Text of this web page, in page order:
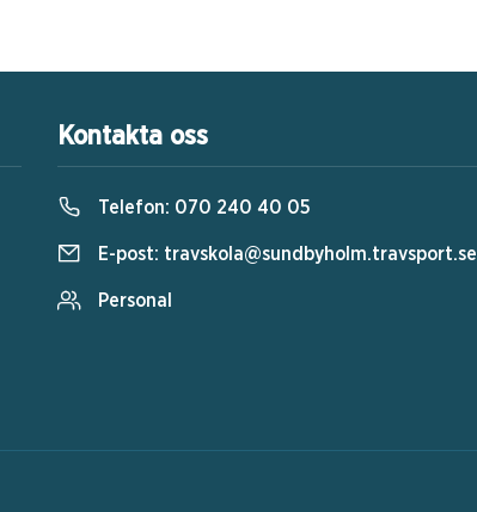
Kontakta oss
Telefon: 070 240 40 05
E-post: travskola@sundbyholm.travsport.se
Personal